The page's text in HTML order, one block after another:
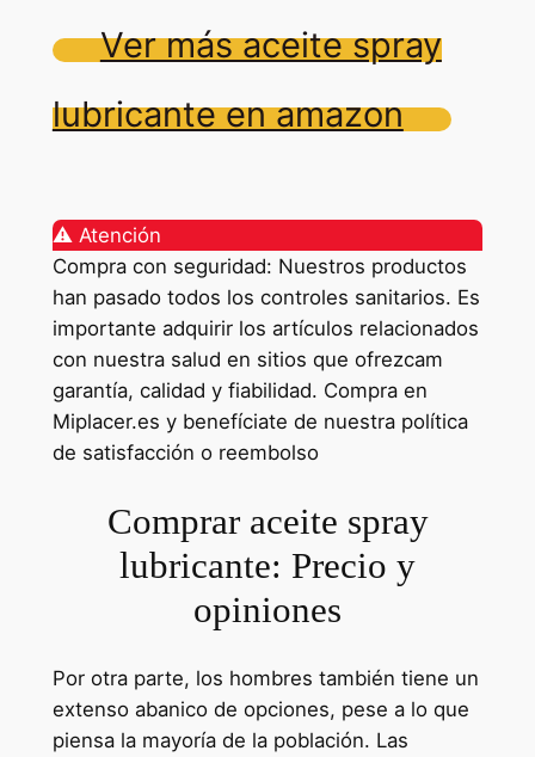
Ver más aceite spray
lubricante en amazon
⚠️ Atención
Compra con seguridad: Nuestros productos
han pasado todos los controles sanitarios. Es
importante adquirir los artículos relacionados
con nuestra salud en sitios que ofrezcam
garantía, calidad y fiabilidad. Compra en
Miplacer.es y benefíciate de nuestra política
de satisfacción o reembolso
Comprar aceite spray
lubricante: Precio y
opiniones
Por otra parte, los hombres también tiene un
extenso abanico de opciones, pese a lo que
piensa la mayoría de la población. Las